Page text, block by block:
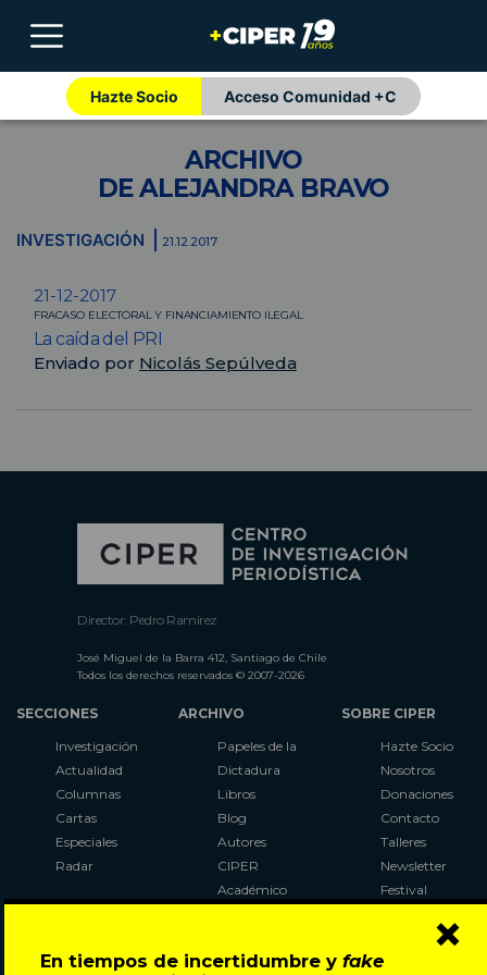
En tiempos de incertidumbre y fake
×
Hazte Socio Acceso Comunidad +C
ARCHIVO
DE ALEJANDRA BRAVO
INVESTIGACIÓN 21.12.2017
21-12-2017
FRACASO ELECTORAL Y FINANCIAMIENTO ILEGAL
La caída del PRI
Enviado por Nicolás Sepúlveda
Director: Pedro Ramírez
José Miguel de la Barra 412, Santiago de Chile
Todos los derechos reservados © 2007-2026
SECCIONES
Investigación
Actualidad
Columnas
Cartas
Especiales
Radar
ARCHIVO
Papeles de la
Dictadura
Libros
Blog
Autores
CIPER
Académico
Al Plebiscito
SOBRE CIPER
Hazte Socio
Nosotros
Donaciones
Contacto
Talleres
Newsletter
Festival